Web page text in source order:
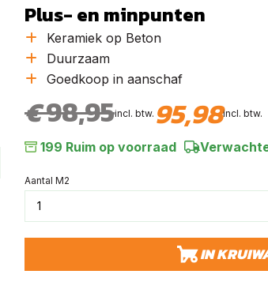
hoogwaardige keramische afwerking zijn
krasbestendig, vlekbestendig en
geïntegreerde drainage zorgt voor een
betonnen onderlaag zorgt voor een
terrassen en opritten geschikt. Met
verkrijgbaar in diverse kleuren en
Plus- en minpunten
Keramiek op Beton
Duurzaam
Goedkoop in aanschaf
€98,95incl. btw. 95,98incl. btw.
199 Ruim op voorraad
Aantal M2
IN